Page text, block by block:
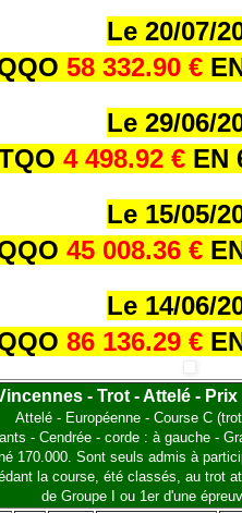
Le 20/07/
58 332.90 €
Le 29/06/
4 498.92 € EN
Le 15/05/
45 008.36 €
Le 14/06/
86 136.29 €
- Trot - Attelé - Prix
Attelé - Européenne - Course C
- Cendrée - corde : à gauche -
170.000. Sont seuls admis à
la course, été classés, au trot
de Groupe I ou 1er d'une